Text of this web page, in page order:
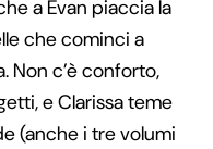
a Evan piaccia la
che cominci a
Non c’è conforto,
e Clarissa teme
(anche i tre volumi